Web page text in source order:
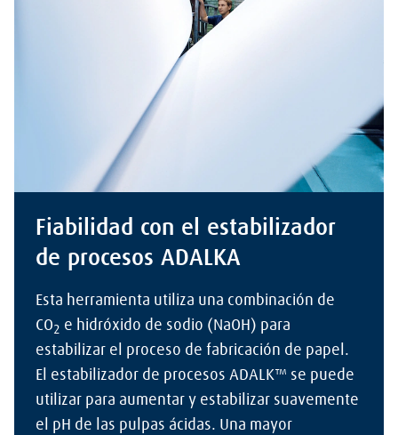
Fiabilidad con el estabilizador
de procesos ADALKA
Esta herramienta utiliza una combinación de
CO2 e hidróxido de sodio (NaOH) para
estabilizar el proceso de fabricación de papel.
El estabilizador de procesos ADALK™ se puede
utilizar para aumentar y estabilizar suavemente
el pH de las pulpas ácidas. Una mayor